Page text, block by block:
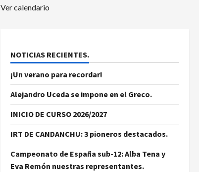
Ver calendario
NOTICIAS RECIENTES.
¡Un verano para recordar!
Alejandro Uceda se impone en el Greco.
INICIO DE CURSO 2026/2027
IRT DE CANDANCHU: 3 pioneros destacados.
Campeonato de España sub-12: Alba Tena y
Eva Remón nuestras representantes.